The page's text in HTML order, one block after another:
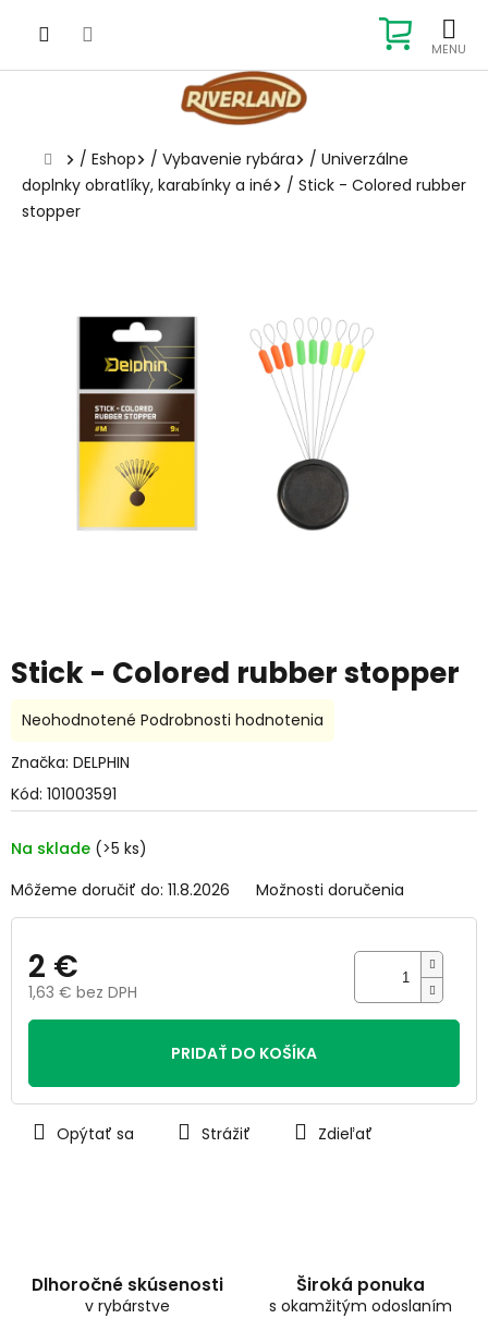
KOŠÍK
Domov
/ Eshop / Vybavenie rybára / Univerzálne
doplnky obratlíky, karabínky a iné
/ Stick - Colored rubber
stopper
Stick - Colored rubber stopper
Kód: 101003591
Na sklade (>5 ks)
Môžeme doručiť do: 11.8.2026 Možnosti doručenia
2 €
1,63 € bez DPH
Jednotková
PRIDAŤ DO KOŠÍKA
Opýtať sa Strážiť Zdieľať
Priemerné
produktu
0,0
5
hviezdičiek.
Neohodnotené Podrobnosti hodnotenia
Značka: DELPHIN
Dlhoročné skúsenosti
v rybárstve
Široká ponuka
s okamžitým odoslaním